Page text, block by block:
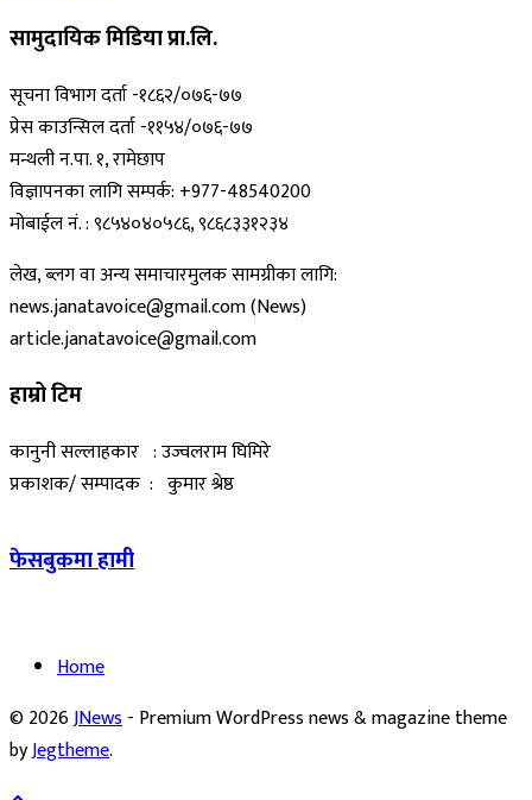
सामुदायिक मिडिया प्रा.लि.
सूचना विभाग दर्ता -१८६२/०७६-७७
प्रेस काउन्सिल दर्ता -११५४/०७६-७७
मन्थली न.पा. १, रामेछाप
विज्ञापनका लागि सम्पर्क: +977-48540200
मोबाईल नं. : ९८५४०४०५८६, ९८६८३३१२३४
लेख, ब्लग वा अन्य समाचारमुलक सामग्रीका लागि:
news.janatavoice@gmail.com (News)
article.janatavoice@gmail.com
हाम्रो टिम
कानुनी सल्लाहकार : उज्वलराम घिमिरे
प्रकाशक/ सम्पादक : कुमार श्रेष्ठ
फेसबुकमा हामी
Home
© 2026JNews- Premium WordPress news & magazine theme
byJegtheme.